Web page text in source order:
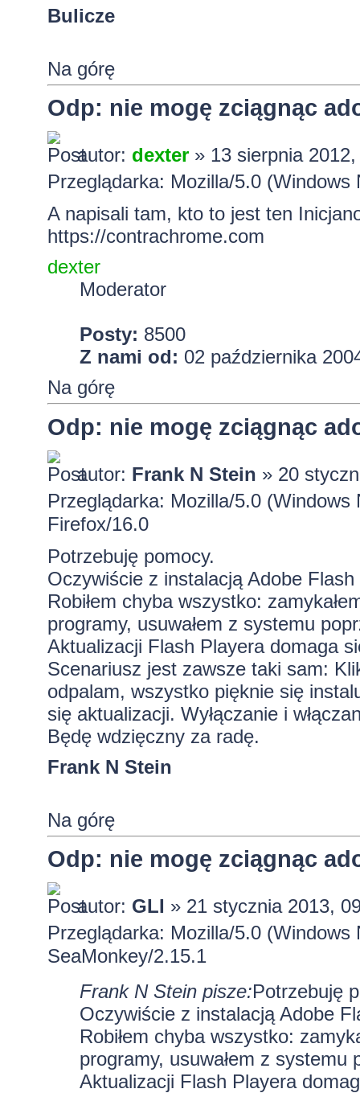
Bulicze
Na górę
Odp: nie mogę zciągnąc
autor: dexter» 13 sierpnia 2012,
Przeglądarka: Mozilla/5.0
A napisali tam, kto to jest ten
https://contrachrome.com
dexter
Moderator
Posty: 8500
Z nami od: 02 października
Na górę
Odp: nie mogę zciągnąc
autor: Frank N Stein » 20
Przeglądarka: Mozilla/5.0
Firefox/16.0
Potrzebuję pomocy.
Oczywiście z instalacją Adobe
Robiłem chyba wszystko:
programy, usuwałem z systemu
Aktualizacji Flash Playera domaga
Scenariusz jest zawsze taki sam:
odpalam, wszystko pięknie się
się aktualizacji. Wyłączanie i
Będę wdzięczny za radę.
Frank N Stein
Na górę
Odp: nie mogę zciągnąc
autor: GLI » 21 stycznia 2013,
Przeglądarka: Mozilla/5.0
SeaMonkey/2.15.1
Frank N Stein pisze:Potrzebuję
Oczywiście z instalacją Adobe
Robiłem chyba wszystko:
programy, usuwałem z systemu
Aktualizacji Flash Playera